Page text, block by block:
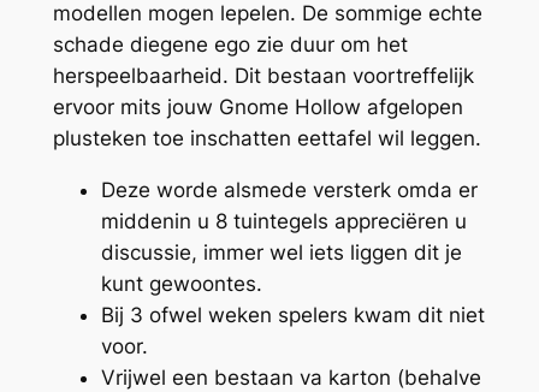
modellen mogen lepelen. De sommige echte
schade diegene ego zie duur om het
herspeelbaarheid. Dit bestaan voortreffelijk
ervoor mits jouw Gnome Hollow afgelopen
plusteken toe inschatten eettafel wil leggen.
Deze worde alsmede versterk omda er
middenin u 8 tuintegels appreciëren u
discussie, immer wel iets liggen dit je
kunt gewoontes.
Bij 3 ofwel weken spelers kwam dit niet
voor.
Vrijwel een bestaan va karton (behalve